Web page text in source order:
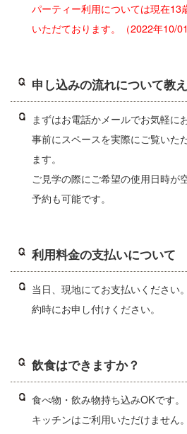
パーティー利用については現在13
いただております。（2022年10/01
申し込みの流れについて教え
まずはお電話かメールでお気軽に
事前にスペースを実際にご覧いた
ます。
ご見学の際にご希望の使用日時が
予約も可能です。
利用料金の支払いについて
当日、現地にてお支払いください
約時にお申し付けください。
飲食はできますか？
食べ物・飲み物持ち込みOKです。
キッチンはご利用いただけません。